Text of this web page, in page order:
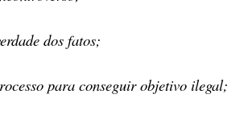
dos fatos;
para conseguir objetivo ilegal;